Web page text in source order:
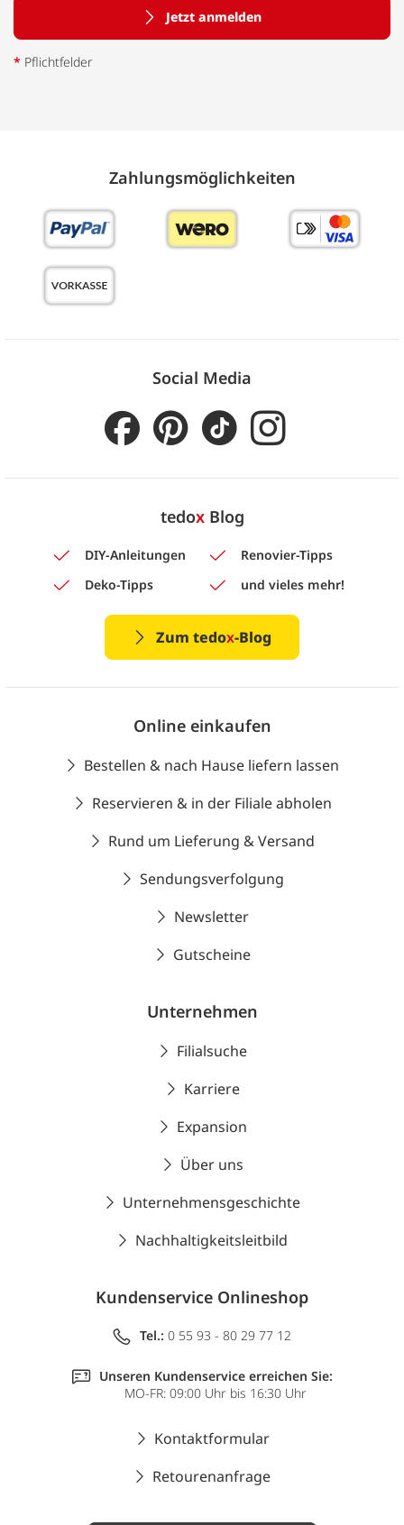
Jetzt anmelden
* Pflichtfelder
Zahlungs­möglich­keiten
Social Media
tedoxBlog
DIY-Anleitungen
Renovier-Tipps
Deko-Tipps
und vieles mehr!
Zum tedox-Blog
Online einkaufen
Bestellen & nach Hause liefern lassen
Reservieren & in der Filiale abholen
Rund um Lieferung & Versand
Sendungsverfolgung
Newsletter
Gutscheine
Unternehmen
Filialsuche
Karriere
Expansion
Über uns
Unternehmensgeschichte
Nachhaltigkeitsleitbild
Kundenservice Onlineshop
Tel.: 0 55 93 - 80 29 77 12
Unseren Kundenservice erreichen Sie:
MO-FR: 09:00 Uhr bis 16:30 Uhr
Kontaktformular
Retourenanfrage